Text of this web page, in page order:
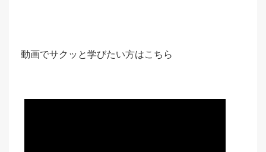
動画でサクッと学びたい方はこちら